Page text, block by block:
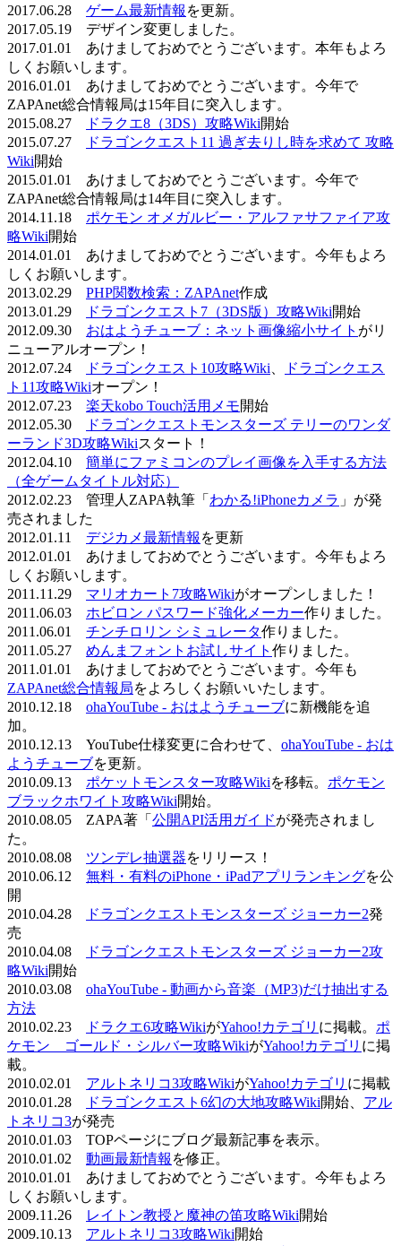
2017.06.28 ゲーム最新情報 を更新。
2017.05.19 デザイン変更しました。
2017.01.01 あけましておめでとうございます。本年もよろ
しくお願いします。
2016.01.01 あけましておめでとうございます。今年で
ZAPAnet総合情報局は15年目に突入します。
2015.08.27
ドラクエ8（3DS）攻略Wiki開始
2015.07.27
ドラゴンクエスト11 過ぎ去りし時を求めて 攻略
Wiki開始
2015.01.01 あけましておめでとうございます。今年で
ZAPAnet総合情報局は14年目に突入します。
2014.11.18 ポケモン オメガルビー・アルファサファイア攻
略Wiki開始
2014.01.01 あけましておめでとうございます。今年もよろ
しくお願いします。
2013.02.29 PHP関数検索：ZAPAnet作成
2013.01.29
ドラゴンクエスト7（3DS版）攻略Wiki開始
2012.09.30 おはようチューブ：ネット画像縮小サイト がリ
ニューアルオープン！
2012.07.24
ドラゴンクエスト10攻略Wiki
ドラゴンクエス
ト11攻略Wikiオープン！
2012.07.23 楽天kobo Touch活用メモ開始
2012.05.30
ドラゴンクエストモンスターズ テリーのワンダ
ーランド3D攻略Wikiスタート！
2012.04.10 簡単にファミコンのプレイ画像を入手する方法
（全ゲームタイトル対応）
2012.02.23 管理人ZAPA執筆「 わかる!iPhoneカメラ 」が発
売されました
2012.01.11 デジカメ最新情報 を更新
2012.01.01 あけましておめでとうございます。今年もよろ
しくお願いします。
2011.11.29 マリオカート7攻略Wikiがオープンしました！
2011.06.03 ホビロン パスワード強化メーカー作りました。
2011.06.01 チンチロリン シミュレータ作りました。
2011.05.27 めんまフォントお試しサイト 作りました。
2011.01.01 あけましておめでとうございます。今年も
ZAPAnet総合情報局をよろしくお願いいたします。
2010.12.18 ohaYouTube - おはようチューブに新機能を追
加。
2010.12.13 YouTube仕様変更に合わせて、 ohaYouTube - おは
ようチューブを更新。
2010.09.13 ポケットモンスター攻略Wikiを移転。 ポケモン
ブラックホワイト攻略Wiki開始。
2010.08.05 ZAPA著「 公開API活用ガイドが発売されまし
た。
2010.08.08 ツンデレ抽選器をリリース！
2010.06.12 無料・有料のiPhone・iPadアプリランキングを公
開
2010.04.28
ドラゴンクエストモンスターズ ジョーカー2発
売
2010.04.08
ドラゴンクエストモンスターズ ジョーカー2攻
略Wiki開始
2010.03.08 ohaYouTube - 動画から音楽（MP3)だけ抽出する
方法
2010.02.23
ドラクエ6攻略WikiがYahoo!カテゴリ に掲載。 ポ
ケモン ゴールド・シルバー攻略WikiがYahoo!カテゴリ に掲
載。
2010.02.01 アルトネリコ3攻略WikiがYahoo!カテゴリ に掲載
2010.01.28
ドラゴンクエスト6幻の大地攻略Wiki開始、 アル
トネリコ3が発売
2010.01.03 TOPページにブログ最新記事を表示。
2010.01.02 動画最新情報 を修正。
2010.01.01 あけましておめでとうございます。今年もよろ
しくお願いします。
2009.11.26
レイトン教授と魔神の笛攻略Wiki開始
2009.10.13 アルトネリコ3攻略Wiki開始